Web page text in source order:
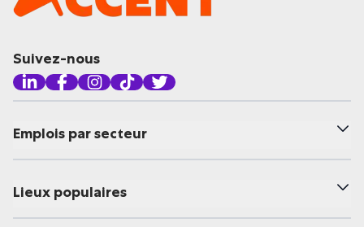
Suivez-nous
Emplois par secteur
Lieux populaires